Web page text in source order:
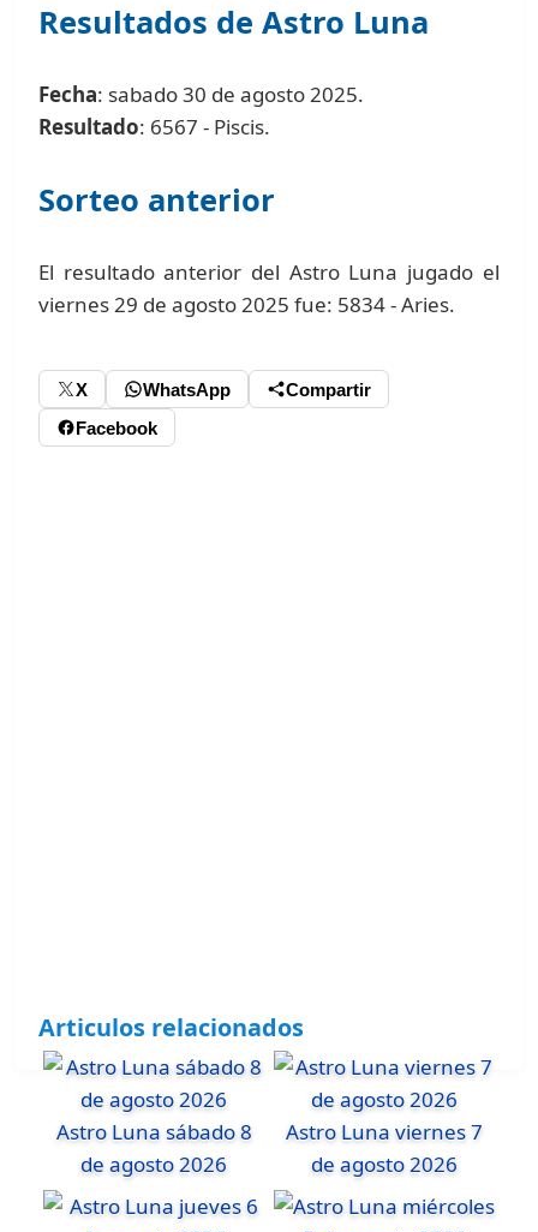
Resultados de Astro Luna
Fecha: sabado 30 de agosto 2025.
Resultado: 6567 - Piscis.
Sorteo anterior
El resultado anterior del Astro Luna jugado el
viernes 29 de agosto 2025 fue: 5834 - Aries.
X WhatsApp
Compartir
Facebook
Articulos relacionados
Astro Luna sábado 8
de agosto 2026
Astro Luna viernes 7
de agosto 2026